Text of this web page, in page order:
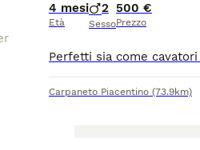
4 mesi
Età
2
Sesso
500 €
Prezzo
Carpaneto Piacentino (73.9km)